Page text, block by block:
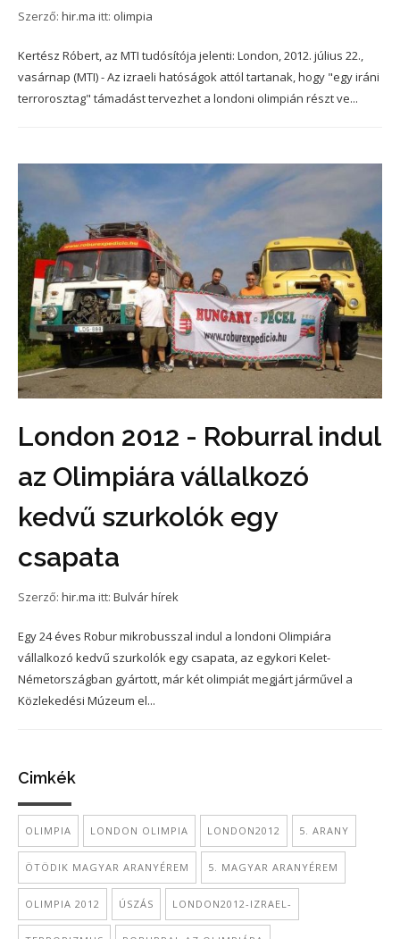
Szerző: hir.ma itt: olimpia
Kertész Róbert, az MTI tudósítója jelenti: London, 2012. július 22.,
vasárnap (MTI) - Az izraeli hatóságok attól tartanak, hogy "egy iráni
terrorosztag" támadást tervezhet a londoni olimpián részt ve...
London 2012 - Roburral indul
az Olimpiára vállalkozó
kedvű szurkolók egy
csapata
Szerző: hir.ma itt: Bulvár hírek
Egy 24 éves Robur mikrobusszal indul a londoni Olimpiára
vállalkozó kedvű szurkolók egy csapata, az egykori Kelet-
Németországban gyártott, már két olimpiát megjárt járművel a
Közlekedési Múzeum el...
Cimkék
OLIMPIA LONDON OLIMPIA LONDON2012 5. ARANY
ÖTÖDIK MAGYAR ARANYÉREM 5. MAGYAR ARANYÉREM
OLIMPIA 2012 ÚSZÁS LONDON2012-IZRAEL-